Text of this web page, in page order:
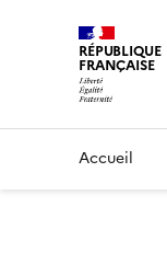
RÉPUBLIQUE
FRANÇAISE
Accueil